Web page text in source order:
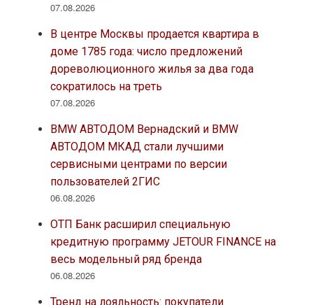
07.08.2026
В центре Москвы продается квартира в
доме 1785 года: число предложений
дореволюционного жилья за два года
сократилось на треть
07.08.2026
BMW АВТОДОМ Вернадский и BMW
АВТОДОМ МКАД стали лучшими
сервисными центрами по версии
пользователей 2ГИС
06.08.2026
ОТП Банк расширил специальную
кредитную программу JETOUR FINANCE на
весь модельный ряд бренда
06.08.2026
Тренд на лояльность: покупатели